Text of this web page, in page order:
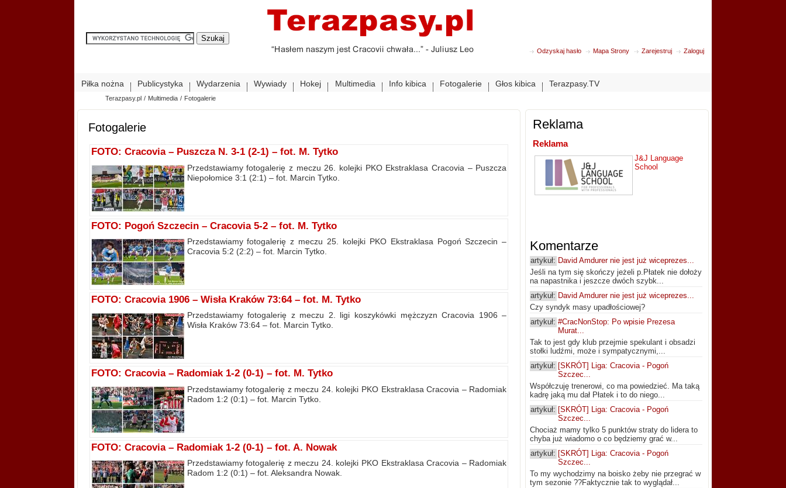
Odzyskaj hasło Mapa Strony Zarejestruj Zaloguj
Piłka nożna Publicystyka Wydarzenia Wywiady Hokej Multimedia Info kibica Fotogalerie Głos kibica Terazpasy.TV
Terazpasy.pl / Multimedia / Fotogalerie
Fotogalerie
FOTO: Cracovia – Puszcza N. 3-1 (2-1) – fot. M. Tytko
Przedstawiamy fotogalerię z meczu 26. kolejki PKO Ekstraklasa Cracovia – Puszcza
Niepołomice 3:1 (2:1) – fot. Marcin Tytko.
FOTO: Pogoń Szczecin – Cracovia 5-2 – fot. M. Tytko
Przedstawiamy fotogalerię z meczu 25. kolejki PKO Ekstraklasa Pogoń Szczecin –
Cracovia 5:2 (2:2) – fot. Marcin Tytko.
FOTO: Cracovia 1906 – Wisła Kraków 73:64 – fot. M. Tytko
Przedstawiamy fotogalerię z meczu 2. ligi koszykówki mężczyzn Cracovia 1906 –
Wisła Kraków 73:64 – fot. Marcin Tytko.
FOTO: Cracovia – Radomiak 1-2 (0-1) – fot. M. Tytko
Przedstawiamy fotogalerię z meczu 24. kolejki PKO Ekstraklasa Cracovia – Radomiak
Radom 1:2 (0:1) – fot. Marcin Tytko.
FOTO: Cracovia – Radomiak 1-2 (0-1) – fot. A. Nowak
Przedstawiamy fotogalerię z meczu 24. kolejki PKO Ekstraklasa Cracovia – Radomiak
Radom 1:2 (0:1) – fot. Aleksandra Nowak.
Reklama
Reklama
J&J Language
School
Komentarze
artykuł: David Amdurer nie jest już wiceprezes...
Jeśli na tym się skończy jeżeli p.Płatek nie dołoży
na napastnika i jeszcze dwóch szybk...
artykuł: David Amdurer nie jest już wiceprezes...
Czy syndyk masy upadłościowej?
artykuł: #CracNonStop: Po wpisie Prezesa
Murat...
Tak to jest gdy klub przejmie spekulant i obsadzi
stołki ludźmi, może i sympatycznymi,...
artykuł: [SKRÓT] Liga: Cracovia - Pogoń
Szczec...
Współczuję trenerowi, co ma powiedzieć. Ma taką
kadrę jaką mu dał Płatek i to do niego...
artykuł: [SKRÓT] Liga: Cracovia - Pogoń
Szczec...
Chociaż mamy tylko 5 punktów straty do lidera to
chyba już wiadomo o co będziemy grać w...
artykuł: [SKRÓT] Liga: Cracovia - Pogoń
Szczec...
To my wychodzimy na boisko żeby nie przegrać w
tym sezonie ??Faktycznie tak to wyglądał...